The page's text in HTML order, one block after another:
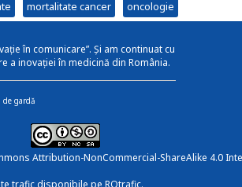
mortalitate cancer oncologie
în comunicare”. Și am continuat cu
a inovației în medicină din România.
gardă
Attribution-NonCommercial-ShareAlike 4.0
trafic disponibile pe ROtrafic.